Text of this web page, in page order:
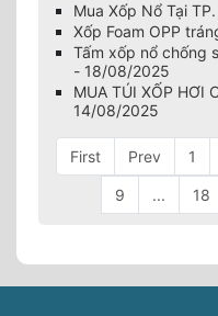
Mua Xốp Nổ Tại
Xốp Foam OPP
Tấm xốp nổ chống
- 18/08/2025
MUA TÚI XỐP HƠI
14/08/2025
First Prev 1
9 ... 18